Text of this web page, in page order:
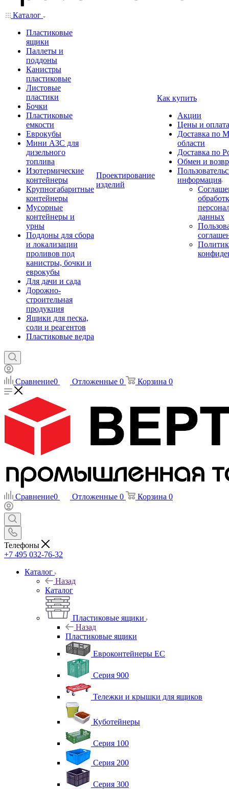
Каталог
Пластиковые
ящики
Паллеты и
поддоны
Канистры
пластиковые
Листовые
пластики
Бочки
Пластиковые
емкости
Еврокубы
Мини АЗС для
дизельного
топлива
Изотермические
контейнеры
Крупногабаритные
контейнеры
Мусорные
контейнеры и
урны
Поддоны для сбора
и локализации
проливов под
канистры, бочки и
еврокубы
Для дачи и сада
Дорожно-
строительная
продукция
Ящики для песка,
соли и реагентов
Пластиковые ведра
Проектирование
изделий
Как купить
Акции
Цены и оплата
Доставка по
области
Доставка по
Обмен и
информация
данных
Сравнение0 Отложенные 0 Корзина 0
Сравнение0 Отложенные 0 Корзина 0
Телефоны
+7 495 032-76-32
Каталог
Назад
Каталог
Пластиковые ящики
Назад
Пластиковые ящики
Евроконтейнеры ЕС
Серия 900
Тележки и крышки для ящиков
Куботейнеры
Серия 100
Серия 200
Серия 300